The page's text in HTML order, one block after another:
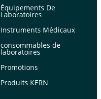
Équipements De
Laboratoires
Instruments Médicaux
consommables de
laboratoires
Promotions
Produits KERN